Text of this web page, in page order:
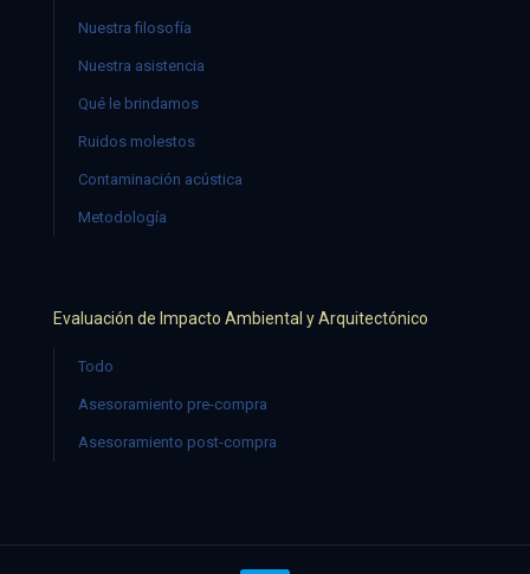
Nuestra filosofía
Nuestra asistencia
Qué le brindamos
Ruidos molestos
Contaminación acústica
Metodología
Evaluación de Impacto Ambiental y Arquitectónico
Todo
Asesoramiento pre-compra
Asesoramiento post-compra